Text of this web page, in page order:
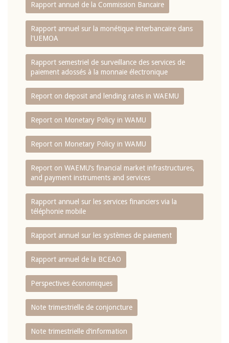
Rapport annuel de la Commission Bancaire
Rapport annuel sur la monétique interbancaire dans
l'UEMOA
Rapport semestriel de surveillance des services de
paiement adossés à la monnaie électronique
Report on deposit and lending rates in WAEMU
Report on Monetary Policy in WAMU
Report on Monetary Policy in WAMU
Report on WAEMU’s financial market infrastructures,
and payment instruments and services
Rapport annuel sur les services financiers via la
téléphonie mobile
Rapport annuel sur les systèmes de paiement
Rapport annuel de la BCEAO
Perspectives économiques
Note trimestrielle de conjoncture
Note trimestrielle d‘information